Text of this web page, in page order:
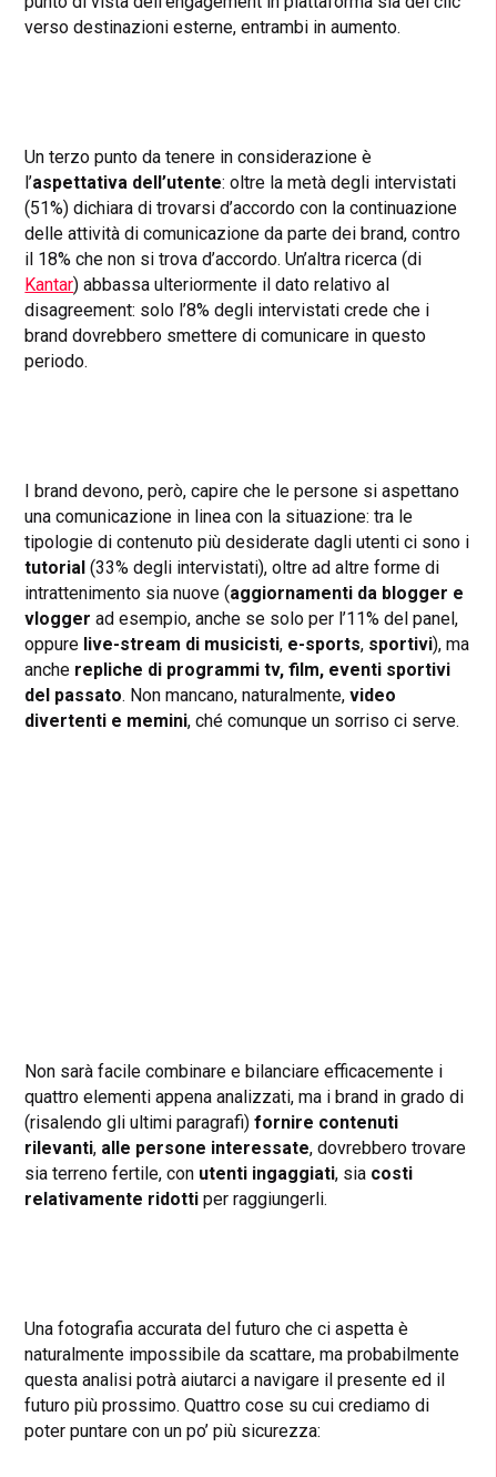
verso destinazioni esterne, entrambi in aumento.
Un terzo punto da tenere in considerazione è
l’aspettativa dell’utente: oltre la metà degli intervistati
(51%) dichiara di trovarsi d’accordo con la continuazione
delle attività di comunicazione da parte dei brand, contro
il 18% che non si trova d’accordo. Un’altra ricerca (di
Kantar) abbassa ulteriormente il dato relativo al
disagreement: solo l’8% degli intervistati crede che i
brand dovrebbero smettere di comunicare in questo
periodo.
I brand devono, però, capire che le persone si aspettano
una comunicazione in linea con la situazione: tra le
tipologie di contenuto più desiderate dagli utenti ci sono i
tutorial (33% degli intervistati), oltre ad altre forme di
intrattenimento sia nuove (aggiornamenti da blogger e
vlogger ad esempio, anche se solo per l’11% del panel,
oppure live-stream di musicisti, e-sports, sportivi), ma
anche repliche di programmi tv, film, eventi sportivi
del passato. Non mancano, naturalmente,video
divertenti e memini, ché comunque un sorriso ci serve.
Non sarà facile combinare e bilanciare efficacemente i
quattro elementi appena analizzati, ma i brand in grado di
(risalendo gli ultimi paragrafi)fornire contenuti
rilevanti, alle persone interessate, dovrebbero trovare
sia terreno fertile, con utenti ingaggiati, sia costi
relativamente ridotti per raggiungerli.
Una fotografia accurata del futuro che ci aspetta è
naturalmente impossibile da scattare, ma probabilmente
questa analisi potrà aiutarci a navigare il presente ed il
futuro più prossimo. Quattro cose su cui crediamo di
poter puntare con un po’ più sicurezza: